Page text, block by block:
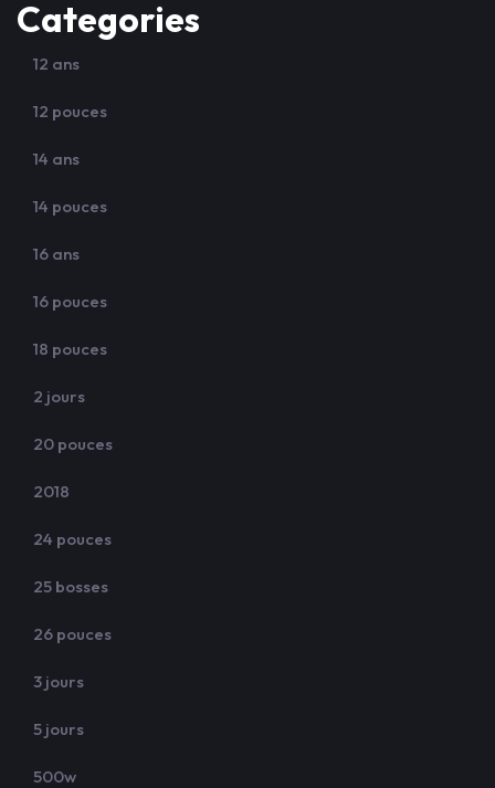
Categories
12 ans
12 pouces
14 ans
14 pouces
16 ans
16 pouces
18 pouces
2 jours
20 pouces
2018
24 pouces
25 bosses
26 pouces
3 jours
5 jours
500w